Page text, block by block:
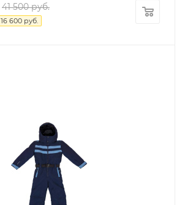
41 500руб.
16 600 руб.